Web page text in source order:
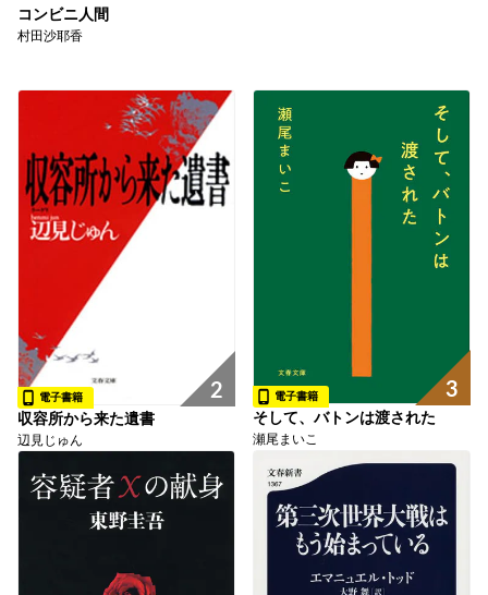
コンビニ人間
村田沙耶香
2
電子書籍
収容所から来た遺書
辺見じゅん
3
電子書籍
そして、バトンは渡された
瀬尾まいこ